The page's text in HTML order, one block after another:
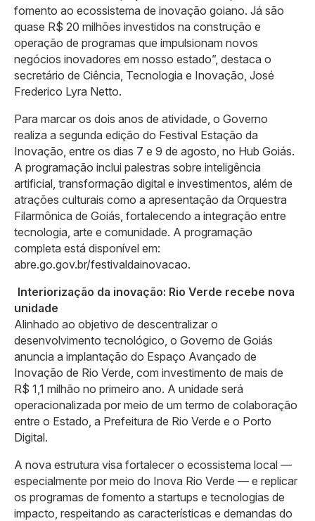
fomento ao ecossistema de inovação goiano. Já são
quase R$ 20 milhões investidos na construção e
operação de programas que impulsionam novos
negócios inovadores em nosso estado”, destaca o
secretário de Ciência, Tecnologia e Inovação, José
Frederico Lyra Netto.
Para marcar os dois anos de atividade, o Governo
realiza a segunda edição do Festival Estação da
Inovação, entre os dias 7 e 9 de agosto, no Hub Goiás.
A programação inclui palestras sobre inteligência
artificial, transformação digital e investimentos, além de
atrações culturais como a apresentação da Orquestra
Filarmônica de Goiás, fortalecendo a integração entre
tecnologia, arte e comunidade. A programação
completa está disponível em:
abre.go.gov.br/festivaldainovacao.
Interiorização da inovação: Rio Verde recebe nova
unidade
Alinhado ao objetivo de descentralizar o
desenvolvimento tecnológico, o Governo de Goiás
anuncia a implantação do Espaço Avançado de
Inovação de Rio Verde, com investimento de mais de
R$ 1,1 milhão no primeiro ano. A unidade será
operacionalizada por meio de um termo de colaboração
entre o Estado, a Prefeitura de Rio Verde e o Porto
Digital.
A nova estrutura visa fortalecer o ecossistema local —
especialmente por meio do Inova Rio Verde — e replicar
os programas de fomento a startups e tecnologias de
impacto, respeitando as características e demandas do